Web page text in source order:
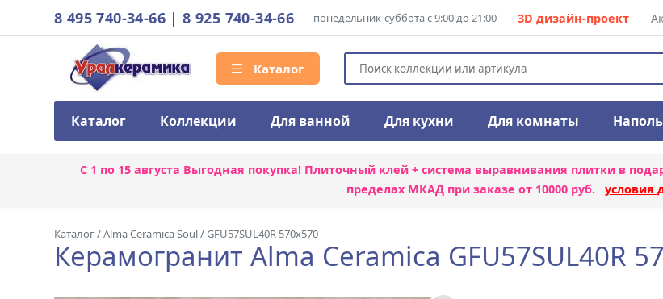
8 495 740-34-66 |8 925 740-34-66 — понедельник-суббота с 9:00 до 21:00 3D дизайн-проект
Каталог
Каталог Коллекции Для ванной Для кухни Для комнаты
С 1 по 15 августа Выгодная покупка! Плиточный клей + система выравнивания плиткив
пределах МКАД при заказе от 10000 руб. условия
Каталог/Alma Ceramica Soul/GFU57SUL40R 570x570
Керамогранит Alma Ceramica GFU57SUL40R